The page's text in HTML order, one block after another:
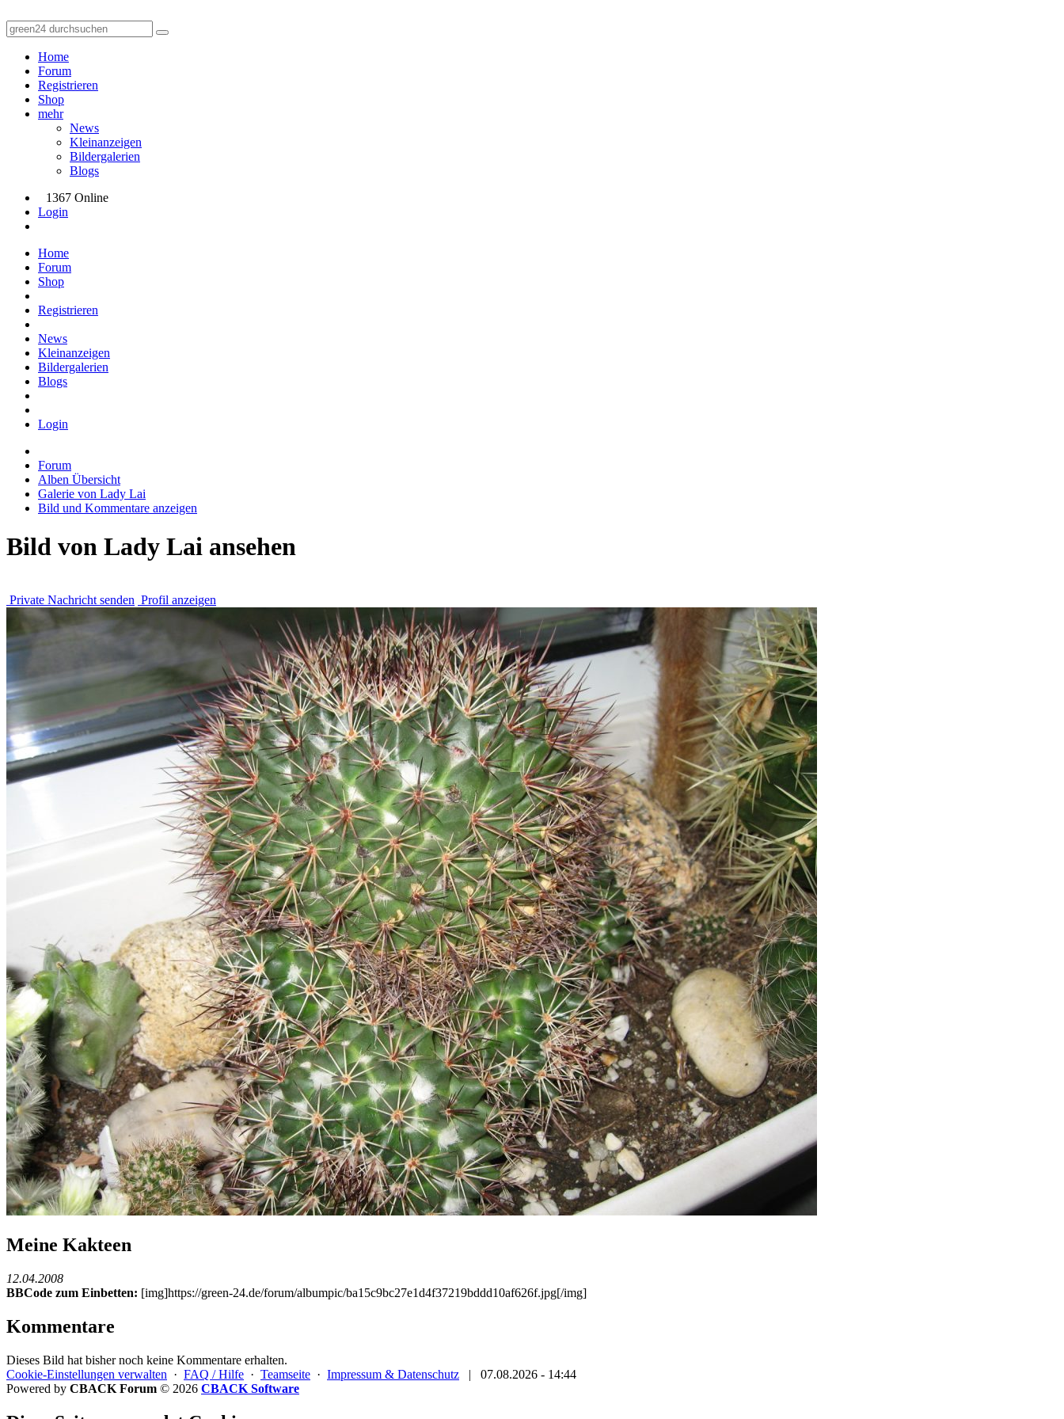
Home
Forum
Registrieren
Shop
mehr
News
Kleinanzeigen
Bildergalerien
Blogs
1367 Online
Login
Home
Forum
Shop
Registrieren
News
Kleinanzeigen
Bildergalerien
Blogs
Login
Forum
Alben Übersicht
Galerie von Lady Lai
Bild und Kommentare anzeigen
Bild von Lady Lai ansehen
Private Nachricht senden Profil anzeigen
Meine Kakteen
12.04.2008
BBCode zum Einbetten: [img]https://green-24.de/forum/albumpic/ba15c9bc27e1d4f37219bddd10af626f.jpg[/img]
Kommentare
Dieses Bild hat bisher noch keine Kommentare erhalten.
Cookie-Einstellungen verwalten · FAQ / Hilfe · Teamseite · Impressum & Datenschutz |
07.08.2026 - 14:44
Powered by CBACK Forum © 2026 CBACK Software